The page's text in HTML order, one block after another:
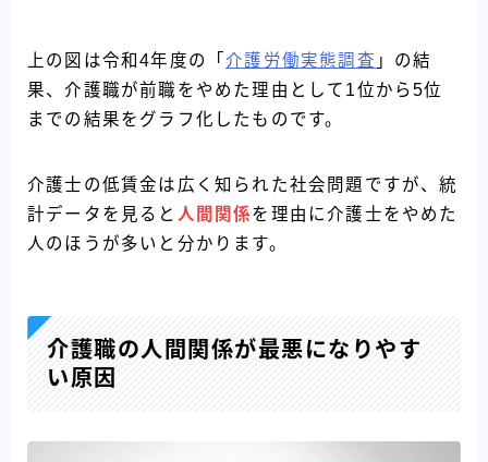
上の図は令和4年度の「介護労働実態調査 」の結
果、介護職が前職をやめた理由として1位から5位
までの結果をグラフ化したものです。
介護士の低賃金は広く知られた社会問題ですが、統
計データを見ると 人間関係を理由に介護士をやめた
人のほうが多いと分かります。
介護職の人間関係が最悪になりやす
い原因